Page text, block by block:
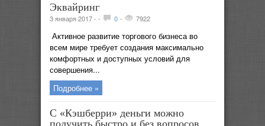
Эквайринг
3 января 2017 - - 0 - 7922
Активное развитие торгового бизнеса во
всем мире требует создания максимально
комфортных и доступных условий для
совершения...
Подробнее »
С «Кэшберри» деньги можно
получить быстро и без вопросов